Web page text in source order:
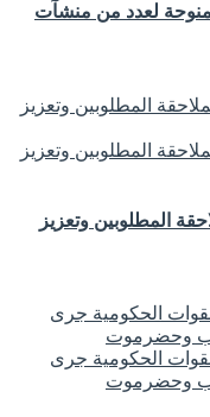
لعدد من منشآت
المطلوبين وتعزيز